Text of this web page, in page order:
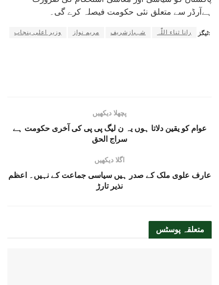
ہےآرڈر سے متعلق نئی حکومت فیصلہ کرے گی۔
ٹیگز: رانا ثناء اللّٰہ شہبازشریف مریم نواز وزیر اعلی پنجاب
پچھلا دیکھیں
عوام کو یقین دلاتا ہوں یہ ن لیگ پی پی کی آخری حکومت ہے
سراج الحق
اگلا دیکھیں
عارف علوی ملک کے صدر ہیں سیاسی جماعت کے نہیں۔ اعظم
نذیر تارڑ
متعلقہ پوسٹس